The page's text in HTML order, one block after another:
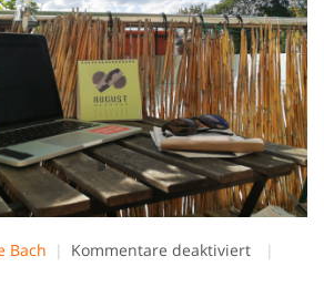
Bach Kommentare deaktiviertfür